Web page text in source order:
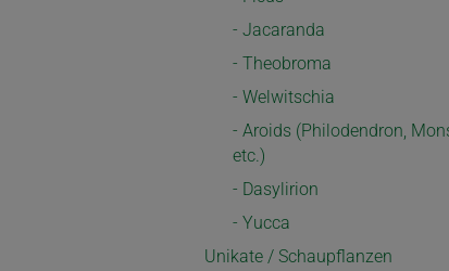
- Jacaranda
- Theobroma
- Welwitschia
- Aroids (Philodendron,
etc.)
- Dasylirion
- Yucca
Unikate / Schaupflanzen